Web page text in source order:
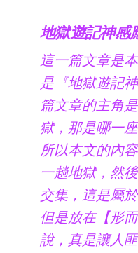
地獄遊記神感
這一篇文章是
是『地獄遊記
篇文章的主角
獄，那是哪一
所以本文的內
一趟地獄，然
交集，這是屬
但是放在【形
說，真是讓人